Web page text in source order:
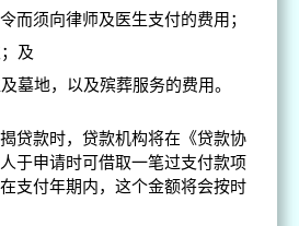
而须向律师及医生支付的费用；
及
墓地，以及殡葬服务的费用。
贷款时，贷款机构将在《贷款协
于申请时可借取一笔过支付款项
支付年期内，这个金额将会按时